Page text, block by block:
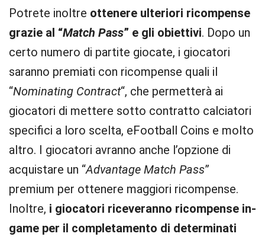
Potrete inoltre ottenere ulteriori ricompense
grazie al “Match Pass” e gli obiettivi. Dopo un
certo numero di partite giocate, i giocatori
saranno premiati con ricompense quali il
“Nominating Contract“, che permetterà ai
giocatori di mettere sotto contratto calciatori
specifici a loro scelta, eFootball Coins e molto
altro. I giocatori avranno anche l’opzione di
acquistare un “Advantage Match Pass”
premium per ottenere maggiori ricompense.
Inoltre, i giocatori riceveranno ricompense in-
game per il completamento di determinati